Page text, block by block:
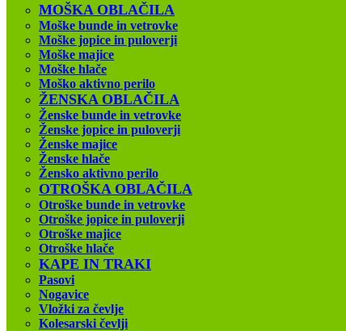
MOŠKA OBLAČILA
Moške bunde in vetrovke
Moške jopice in puloverji
Moške majice
Moške hlače
Moško aktivno perilo
ŽENSKA OBLAČILA
Ženske bunde in vetrovke
Ženske jopice in puloverji
Ženske majice
Ženske hlače
Žensko aktivno perilo
OTROŠKA OBLAČILA
Otroške bunde in vetrovke
Otroške jopice in puloverji
Otroške majice
Otroške hlače
KAPE IN TRAKI
Pasovi
Nogavice
Vložki za čevlje
Kolesarski čevlji